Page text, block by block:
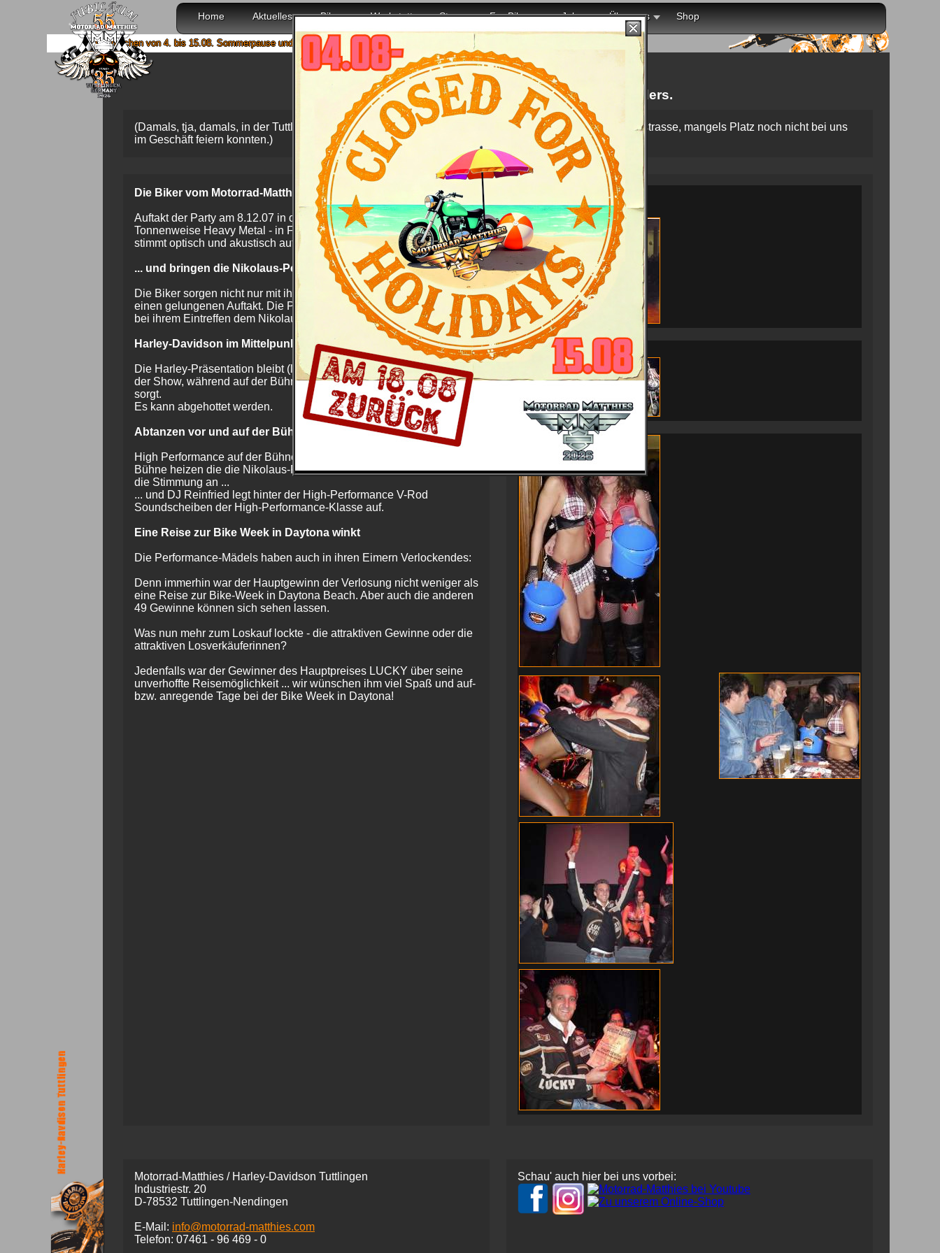
Home Aktuelles Bikes Werkstatt Store For Bikers Jobs Über uns Shop
Wir machen von 4. bis 15.08. Sommerpause und sind ab 18.08. wieder mit voller Power für Euch da!
Let's have an American Bikes Rock Party
Statt Rute und Schokolade: Nikolaus mal ganz anders.
(Damals, tja, damals, in der Tuttlinger Fetshalle, weil wir damals, als das Geschäft noch in der Friedrichstrasse, mangels Platz noch nicht bei uns
im Geschäft feiern konnten.)
Die Biker vom Motorrad-Matthies-Team fahren in die Halle ein...
Auftakt der Party am 8.12.07 in der alten Festhalle in Tuttlingen:
Tonnenweise Heavy Metal - in Form des begehrten Milwaukee-Iron -
stimmt optisch und akustisch auf die Show und den Sound ein.
... und bringen die Nikolaus-Performance-Mädels mit
Die Biker sorgen nicht nur mit ihren Bikes und deren satten Sound für
einen gelungenen Auftakt. Die Performance-Mädels erweisen schon
bei ihrem Eintreffen dem Nikolaus eine ungewöhnliche Referenz.
Harley-Davidson im Mittelpunkt der Show
Die Harley-Präsentation bleibt (lautlos) vor der Bühne im Mittelpunkt
der Show, während auf der Bühne DJ Reinfried jetzt für den Sound
sorgt.
Es kann abgehottet werden.
Abtanzen vor und auf der Bühne
High Performance auf der Bühne: Zwischen den Harleys auf der
Bühne heizen die die Nikolaus-Performance Mädels mit Show-Dance
die Stimmung an ...
... und DJ Reinfried legt hinter der High-Performance V-Rod
Soundscheiben der High-Performance-Klasse auf.
Eine Reise zur Bike Week in Daytona winkt
Die Performance-Mädels haben auch in ihren Eimern Verlockendes:
Denn immerhin war der Hauptgewinn der Verlosung nicht weniger als
eine Reise zur Bike-Week in Daytona Beach. Aber auch die anderen
49 Gewinne können sich sehen lassen.
Was nun mehr zum Loskauf lockte - die attraktiven Gewinne oder die
attraktiven Losverkäuferinnen?
Jedenfalls war der Gewinner des Hauptpreises LUCKY über seine
unverhoffte Reisemöglichkeit ... wir wünschen ihm viel Spaß und auf-
bzw. anregende Tage bei der Bike Week in Daytona!
Motorrad-Matthies / Harley-Davidson Tuttlingen
Industriestr. 20
D-78532 Tuttlingen-Nendingen
E-Mail: info@motorrad-matthies.com
Telefon: 07461 - 96 469 - 0
Schau' auch hier bei uns vorbei: